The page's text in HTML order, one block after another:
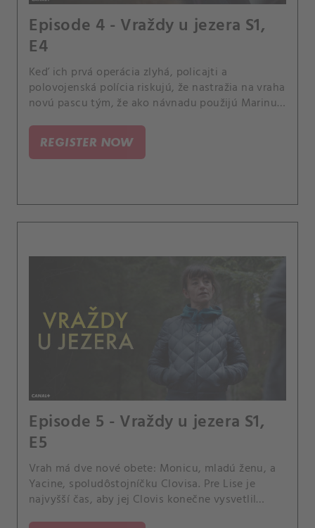
Episode 4 - Vraždy u jezera S1,
E4
Keď ich prvá operácia zlyhá, policajti a
polovojenská polícia riskujú, že nastražia na vraha
novú pascu tým, že ako návnadu použijú Marinu,
matkou Marianne sa doma stáva neznesiteľným.
REGISTER NOW
Episode 5 - Vraždy u jezera S1,
E5
Vrah má dve nové obete: Monicu, mladú ženu, a
Yacine, spoludôstojníčku Clovisa. Pre Lise je
najvyšší čas, aby jej Clovis konečne vysvetlil